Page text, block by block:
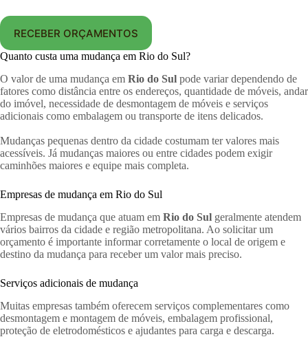
RECEBER ORÇAMENTOS
Quanto custa uma mudança em Rio do Sul?
O valor de uma mudança em Rio do Sul pode variar dependendo de
fatores como distância entre os endereços, quantidade de móveis, andar
do imóvel, necessidade de desmontagem de móveis e serviços
adicionais como embalagem ou transporte de itens delicados.
Mudanças pequenas dentro da cidade costumam ter valores mais
acessíveis. Já mudanças maiores ou entre cidades podem exigir
caminhões maiores e equipe mais completa.
Empresas de mudança em Rio do Sul
Empresas de mudança que atuam em Rio do Sul geralmente atendem
vários bairros da cidade e região metropolitana. Ao solicitar um
orçamento é importante informar corretamente o local de origem e
destino da mudança para receber um valor mais preciso.
Serviços adicionais de mudança
Muitas empresas também oferecem serviços complementares como
desmontagem e montagem de móveis, embalagem profissional,
proteção de eletrodomésticos e ajudantes para carga e descarga.